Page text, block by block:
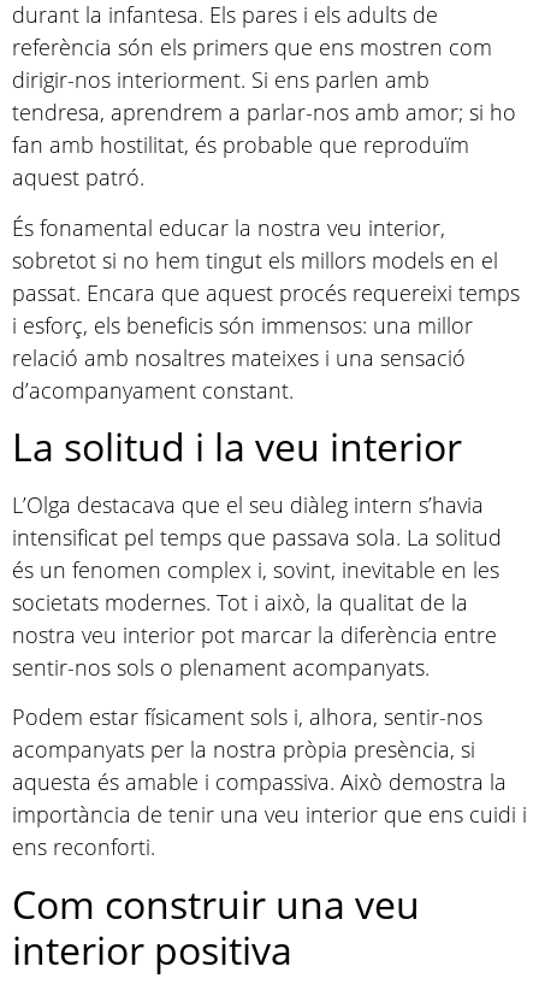
durant la infantesa. Els pares i els adults de
referència són els primers que ens mostren com
dirigir-nos interiorment. Si ens parlen amb
tendresa, aprendrem a parlar-nos amb amor; si ho
fan amb hostilitat, és probable que reproduïm
aquest patró.
És fonamental educar la nostra veu interior,
sobretot si no hem tingut els millors models en el
passat. Encara que aquest procés requereixi temps
i esforç, els beneficis són immensos: una millor
relació amb nosaltres mateixes i una sensació
d’acompanyament constant.
La solitud i la veu interior
L’Olga destacava que el seu diàleg intern s’havia
intensificat pel temps que passava sola. La solitud
és un fenomen complex i, sovint, inevitable en les
societats modernes. Tot i això, la qualitat de la
nostra veu interior pot marcar la diferència entre
sentir-nos sols o plenament acompanyats.
Podem estar físicament sols i, alhora, sentir-nos
acompanyats per la nostra pròpia presència, si
aquesta és amable i compassiva. Això demostra la
importància de tenir una veu interior que ens cuidi i
ens reconforti.
Com construir una veu
interior positiva